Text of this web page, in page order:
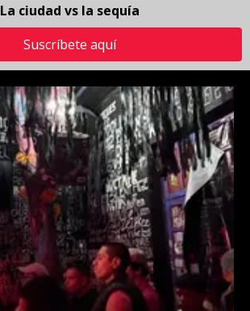
La ciudad vs la sequía
Suscríbete aquí